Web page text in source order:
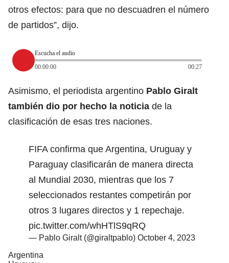
otros efectos: para que no descuadren el número
de partidos”, dijo.
Escucha el audio
00:00:00
00:27
Asimismo, el periodista argentino Pablo Giralt
también dio por hecho la noticia de la
clasificación de esas tres naciones.
FIFA confirma que Argentina, Uruguay y
Paraguay clasificarán de manera directa
al Mundial 2030, mientras que los 7
seleccionados restantes competirán por
otros 3 lugares directos y 1 repechaje.
pic.twitter.com/whHTlS9qRQ
— Pablo Giralt (@giraltpablo) October 4, 2023
Argentina